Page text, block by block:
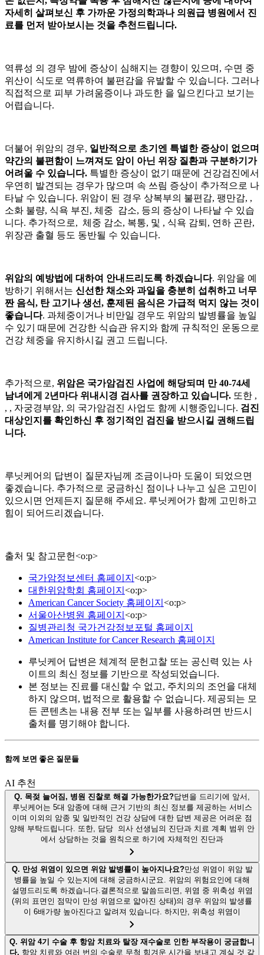
자세히 살펴보신 후 가까운 가정의학과나 의원급 병원에서 진
료를 먼저 받아보시는 것을 추천드립니다.
역류성 의 경우 밤에 증상이 심해지는 경향이 있으며, 수면 중
위산이 식도로 역류하여 불편감을 유발할 수 있습니다. 그러나
직접적으로 피부 가려움증이나 과도한 을 일으킨다고 보기는
어렵습니다.
더불어 위암의 경우, 일반적으로 초기엔 특별한 증상이 없으며
약간의 불편함이 느껴져도 암이 아닌 위장 질환과 구분하기가
어려울 수 있습니다. 특별한 증상이 없기 때문에 건강검진에서
우연히 발견되는 경우가 많으며 속 쓰림 증상이 추가적으로 나
타날 수 있습니다. 위암이 된 경우 상복부의 불편감, 팽만감, ,
소화 불량, 식욕 부진, 체중 감소, 등의 증상이 나타날 수 있습
니다. 추가적으로, 체중 감소, 복통, 및 , 식욕 감퇴, 연하 곤란,
위장관 출혈 등도 동반될 수 있습니다.
위암의 예방법에 대하여 안내드리도록 하겠습니다. 위암을 예
방하기 위해서는 신선한 채소와 과일을 충분히 섭취하고 너무
짠 음식, 탄 고기나 생선, 훈제된 음식은 가급적 먹지 않는 것이
좋습니다. 과체중이거나 비만일 경우도 위암의 발병률을 높일
수 있기 때문에 건강한 식습관 유지와 함께 규칙적인 운동으로
건강 체중을 유지하시길 권고 드립니다.
추가적으로, 위암은 국가암검진 사업에 해당되며 만 40-74세
남녀에게 2년마다 위내시경 검사를 권장하고 있습니다. 또한 ,
, , 자궁경부암, 의 국가암검진 사업도 함께 시행중입니다. 검진
대상인지를 확인하신 후 정기적인 검진을 받으시길 권해드립
니다.
루닛케어의 답변이 질문자님께 조금이나마 도움이 되었으면
좋겠습니다. 추가적으로 궁금하신 점이나 나누고 싶은 고민이
있으시면 언제든지 질문해 주세요. 루닛케어가 함께 고민하고
힘이 되어드리겠습니다.
출처 및 참고문헌<o:p>
국가암정보센터 홈페이지 <o:p>
대한위암학회 홈페이지 <o:p>
American Cancer Society 홈페이지 <o:p>
서울아산병원 홈페이지 <o:p>
질병관리청 국가건강정보포털 홈페이지
American Institute for Cancer Research 홈페이지
루닛케어 답변은 체계적 문헌고찰 또는 공신력 있는 사
이트의 최신 정보를 기반으로 작성되었습니다.
본 정보는 진료를 대신할 수 없고, 주치의의 조언을 대체
하지 않으며, 법적으로 활용할 수 없습니다. 제공되는 모
든 콘텐츠는 내용 전부 또는 일부를 사용하려면 반드시
출처를 명기해야 합니다.
함께 보면 좋은 질문들
AI 추천
Q. 목젖 늘어짐, 병원 진찰로 해결 가능한가요?답변을 드리기에 앞서,
루닛케어는 5대 암종에 대해 근거 기반의 최신 정보를 제공하는 서비스
이며 이외의 암종 및 일반적인 건강 상담에 대한 답변 제공은 어려운 점
양해 부탁드립니다. 또한, 담당 의사 선생님의 진단과 치료 계획 범위 안
에서 상담하는 것을 원칙으로 하기에 자체적인 진단과
Q. 만성 위염이 있으면 위암 발병률이 높아지나요?만성 위염이 위암 발
병률을 높일 수 있는지에 대해 궁금하시군요. 위암의 위험요인에 대해
설명드리도록 하겠습니다.결론적으로 말씀드리면, 위염 중 위축성 위염
(위의 표면인 점막이 만성 위염으로 얇아진 상태)의 경우 위암의 발생률
이 6배가량 높아진다고 알려져 있습니다. 하지만, 위축성 위염이
Q. 위암 4기 수술 후 항암 치료와 탈장 재수술로 인한 부작용이 궁금합니
다. 항암 치료와 여러 번의 수술로 무척 힘겨운 시간을 보내고 계실 것 같